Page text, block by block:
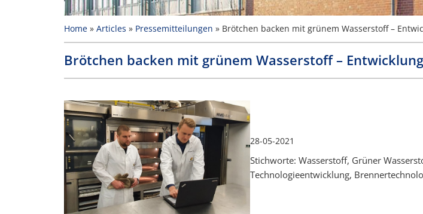
Home » Articles » Pressemitteilungen » Brötchen backen mit grünem Wasserstoff –
Brötchen backen mit grünem Wasserstoff –
28-05-2021
Stichworte: Wasserstoff, Grüner
Technologieentwicklung,